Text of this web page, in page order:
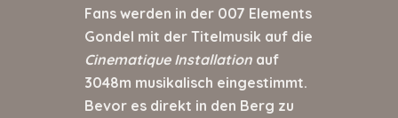
Fans werden in der 007 Elements
Gondel mit der Titelmusik auf die
Cinematique Installation auf
3048m musikalisch eingestimmt.
Bevor es direkt in den Berg zu